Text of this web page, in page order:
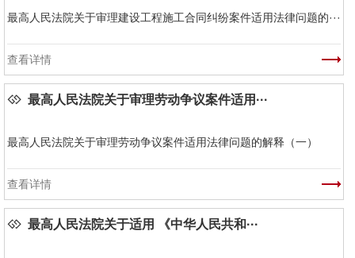
最高人民法院关于审理建设工程施工合同纠纷案件适用法律问题的···
查看详情
最高人民法院关于审理劳动争议案件适用···
最高人民法院关于审理劳动争议案件适用法律问题的解释（一）
查看详情
最高人民法院关于适用 《中华人民共和···